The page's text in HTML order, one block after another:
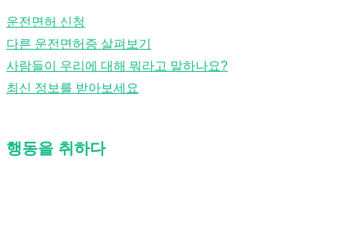
운전면허 신청
다른 운전면허증 살펴보기
사람들이 우리에 대해 뭐라고 말하나요?
최신 정보를 받아보세요
행동을 취하다